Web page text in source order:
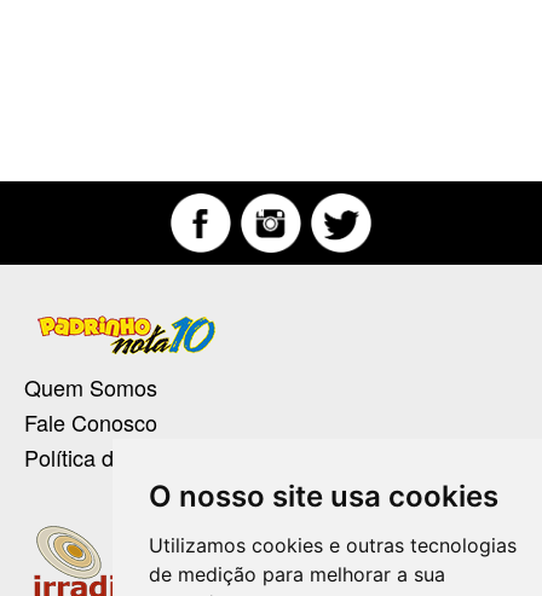
O nosso site usa cookies
Utilizamos cookies e outras tecnologias
de medição para melhorar a sua
Quem Somos
Fale Conosco
Política de Privacidade